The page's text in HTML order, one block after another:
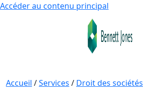
Accéder au contenu principal
Accueil /Services / Droit des sociétés